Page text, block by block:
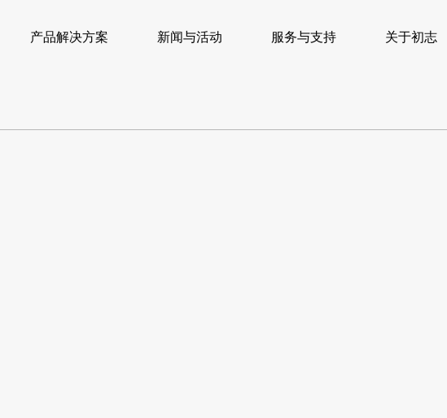
产品解决方案 新闻与活动 服务与支持 关于初志